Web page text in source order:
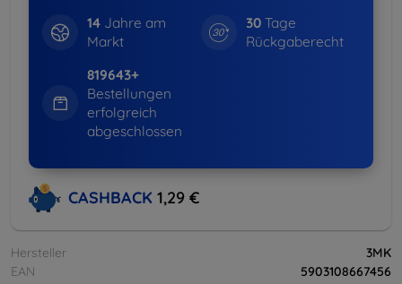
14Jahre am
Markt
30 Tage
Rückgaberecht
819643+
Bestellungen
erfolgreich
abgeschlossen
CASHBACK 1,29 €
Hersteller
3MK
EAN
5903108667456